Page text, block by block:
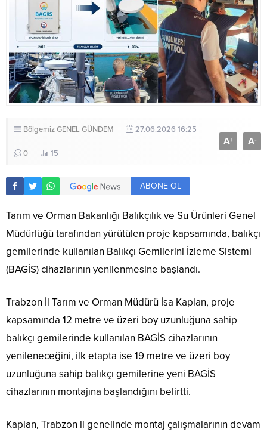
BölgemizGENEL GÜNDEM 27.06.2026 16:25
0 15
A+ A-
ABONE OL
Tarım ve Orman Bakanlığı Balıkçılık ve Su Ürünleri Genel
Müdürlüğü tarafından yürütülen proje kapsamında, balıkçı
gemilerinde kullanılan Balıkçı Gemilerini İzleme Sistemi
(BAGİS) cihazlarının yenilenmesine başlandı.
Trabzon İl Tarım ve Orman Müdürü İsa Kaplan, proje
kapsamında 12 metre ve üzeri boy uzunluğuna sahip
balıkçı gemilerinde kullanılan BAGİS cihazlarının
yenileneceğini, ilk etapta ise 19 metre ve üzeri boy
uzunluğuna sahip balıkçı gemilerine yeni BAGİS
cihazlarının montajına başlandığını belirtti.
Kaplan, Trabzon il genelinde montaj çalışmalarının devam